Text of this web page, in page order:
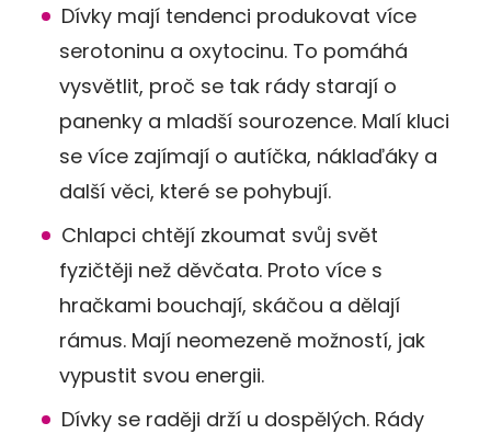
Dívky mají tendenci produkovat více
serotoninu a oxytocinu. To pomáhá
vysvětlit, proč se tak rády starají o
panenky a mladší sourozence. Malí kluci
se více zajímají o autíčka, náklaďáky a
další věci, které se pohybují.
Chlapci chtějí zkoumat svůj svět
fyzičtěji než děvčata. Proto více s
hračkami bouchají, skáčou a dělají
rámus. Mají neomezeně možností, jak
vypustit svou energii.
Dívky se raději drží u dospělých. Rády